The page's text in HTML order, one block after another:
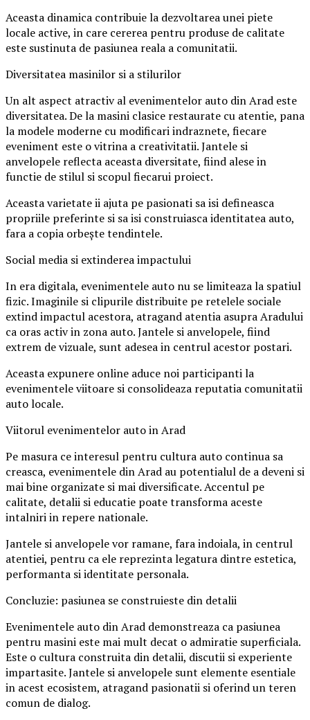
Aceasta dinamica contribuie la dezvoltarea unei piete
locale active, in care cererea pentru produse de calitate
este sustinuta de pasiunea reala a comunitatii.
Diversitatea masinilor si a stilurilor
Un alt aspect atractiv al evenimentelor auto din Arad este
diversitatea. De la masini clasice restaurate cu atentie, pana
la modele moderne cu modificari indraznete, fiecare
eveniment este o vitrina a creativitatii. Jantele si
anvelopele reflecta aceasta diversitate, fiind alese in
functie de stilul si scopul fiecarui proiect.
Aceasta varietate ii ajuta pe pasionati sa isi defineasca
propriile preferinte si sa isi construiasca identitatea auto,
fara a copia orbește tendintele.
Social media si extinderea impactului
In era digitala, evenimentele auto nu se limiteaza la spatiul
fizic. Imaginile si clipurile distribuite pe retelele sociale
extind impactul acestora, atragand atentia asupra Aradului
ca oras activ in zona auto. Jantele si anvelopele, fiind
extrem de vizuale, sunt adesea in centrul acestor postari.
Aceasta expunere online aduce noi participanti la
evenimentele viitoare si consolideaza reputatia comunitatii
auto locale.
Viitorul evenimentelor auto in Arad
Pe masura ce interesul pentru cultura auto continua sa
creasca, evenimentele din Arad au potentialul de a deveni si
mai bine organizate si mai diversificate. Accentul pe
calitate, detalii si educatie poate transforma aceste
intalniri in repere nationale.
Jantele si anvelopele vor ramane, fara indoiala, in centrul
atentiei, pentru ca ele reprezinta legatura dintre estetica,
performanta si identitate personala.
Concluzie: pasiunea se construieste din detalii
Evenimentele auto din Arad demonstreaza ca pasiunea
pentru masini este mai mult decat o admiratie superficiala.
Este o cultura construita din detalii, discutii si experiente
impartasite. Jantele si anvelopele sunt elemente esentiale
in acest ecosistem, atragand pasionatii si oferind un teren
comun de dialog.